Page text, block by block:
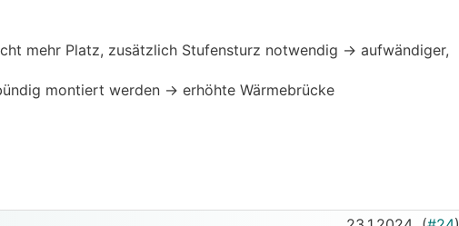
mehr Platz, zusätzlich Stufensturz notwendig -> aufwändiger,
montiert werden -> erhöhte Wärmebrücke